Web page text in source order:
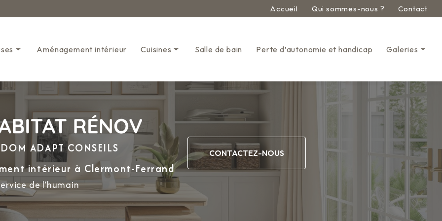
Accueil Qui sommes-nous ? Contact
Aménagement intérieur Cuisines
Cuisines classiques
Salle de bain Perte d’autonomie et handicap Galeries
Aménagement pour
Aménagement intérieur
ADAPT CONSEILS
intérieur à Clermont-Ferrand
de l’humain
CONTACTEZ-NOUS